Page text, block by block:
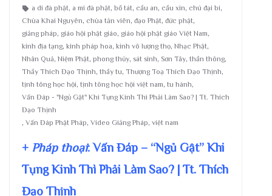
a di đà phật, a mi đà phật, bồ tát, cầu an, cầu xin, chú đại bi,
Chùa Khai Nguyên, chùa tản viên, đạo Phật, đức phật,
giảng pháp, giáo hội phật giáo, giáo hội phật giáo Việt Nam,
kinh địa tạng, kinh pháp hoa, kinh vô lượng thọ, Nhạc Phật,
Nhân Quả, Niệm Phật, phong thủy, sát sinh, Sơn Tây, thần thông,
Thầy Thích Đạo Thịnh, thầy tu, Thượng Toạ Thích Đạo Thịnh,
tịnh tông học hội, tịnh tông học hội việt nam, tu hành,
Vấn Đáp - "Ngủ Gật" Khi Tụng Kinh Thì Phải Làm Sao? | Tt. Thích
Đạo Thịnh
, Vấn Đáp Phật Pháp, Video Giảng Pháp, việt nam
+ Pháp thoại: Vấn Đáp – “Ngủ Gật” Khi
Tụng Kinh Thì Phải Làm Sao? | Tt. Thích
Đạo Thịnh